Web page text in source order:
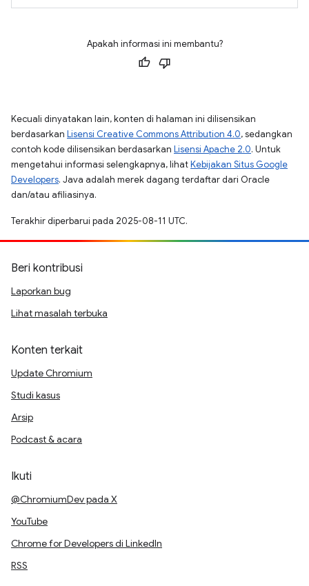
Apakah informasi ini membantu?
Kecuali dinyatakan lain, konten di halaman ini dilisensikan
berdasarkan Lisensi Creative Commons Attribution 4.0, sedangkan
contoh kode dilisensikan berdasarkan Lisensi Apache 2.0. Untuk
mengetahui informasi selengkapnya, lihatKebijakan Situs Google
Developers. Java adalah merek dagang terdaftar dari Oracle
dan/atau afiliasinya.
Terakhir diperbarui pada 2025-08-11 UTC.
Beri kontribusi
Laporkan bug
Lihat masalah terbuka
Konten terkait
Update Chromium
Studi kasus
Arsip
Podcast & acara
Ikuti
@ChromiumDev pada X
YouTube
Chrome for Developers di LinkedIn
RSS